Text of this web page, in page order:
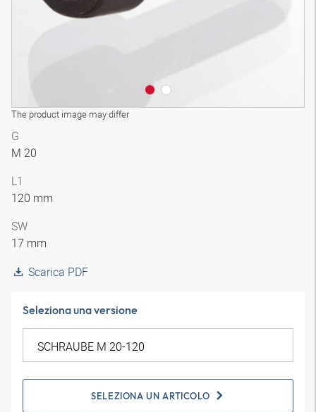
The product image may differ
G
M 20
L1
120 mm
SW
17 mm
Scarica PDF
Seleziona una versione
SELEZIONA UN ARTICOLO